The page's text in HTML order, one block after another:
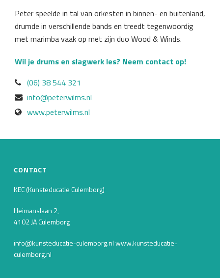
Peter speelde in tal van orkesten in binnen- en buitenland,
drumde in verschillende bands en treedt tegenwoordig
met marimba vaak op met zijn duo Wood & Winds.
Wil je drums en slagwerk les? Neem contact op!
(06) 38 544 321
info@peterwilms.nl
www.peterwilms.nl
CONTACT
KEC (Kunsteducatie Culemborg)
Heimanslaan 2,
4102 JA Culemborg
info@kunsteducatie-culemborg.nl www.kunsteducatie-
culemborg.nl